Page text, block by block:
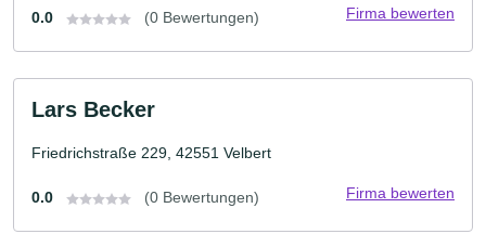
0.0 (0 Bewertungen) Firma bewerten
Lars Becker
Friedrichstraße 229, 42551 Velbert
0.0 (0 Bewertungen) Firma bewerten